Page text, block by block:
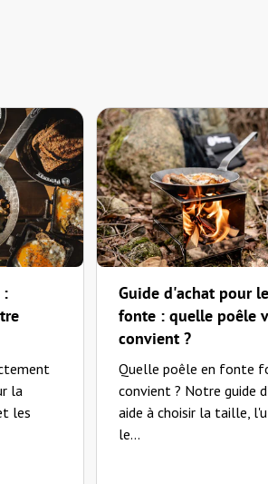
umgehend. Somit attestiere ich auch dem
:
la
les
Guide d'achat pour
fonte : quelle poêle
convient ?
Quelle poêle en fonte
convient ? Notre guide
aide à choisir la taille,
le...